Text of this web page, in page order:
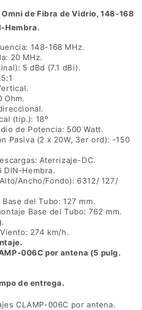
de Fibra de Vidrio, 148-168
Hembra.
148-168 MHz.
20 MHz.
5 dBd (7.1 dBi).
Ohm.
(tip.): 18º
de Potencia: 500 Watt.
Pasiva (2 x 20W, 3er ord): -150
Aterrizaje-DC.
DIN-Hembra.
Ancho/Fondo): 6312/ 127/
del Tubo: 127 mm.
Base del Tubo: 762 mm.
.
274 km/h.
006C por antena (5 pulg.
de entrega.
CLAMP-006C por antena.